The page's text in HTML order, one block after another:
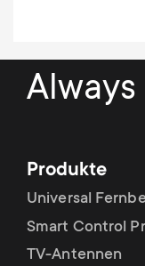
Produkte
Universal
Smart Control
TV-Antennen